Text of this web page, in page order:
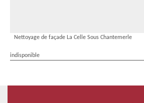
Nettoyage de façade La Celle Sous Chantemerle
indisponible